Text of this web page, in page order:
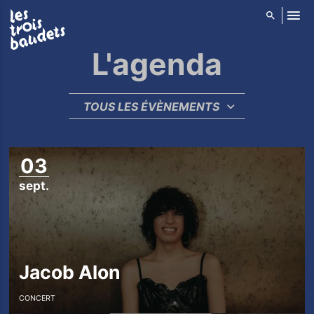
L'agenda
TOUS LES ÉVÈNEMENTS
T
a
g
RÉINITIALISER
SOUMETTRE
s
e
t
m
b
03
sept.
Jacob Alon
CONCERT